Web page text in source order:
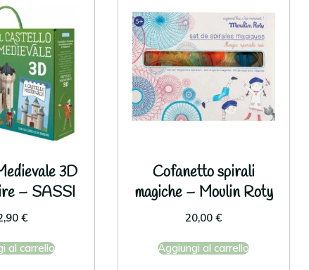
3D
– SASSI
€
al carrello
Cofanetto spirali
magiche – Moulin Roty
20,00€
Aggiungi al carrello